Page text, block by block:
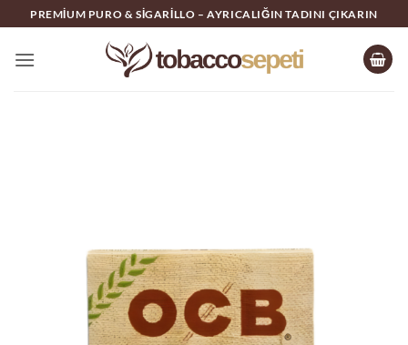
İçeriğe
atla
PREMIUM PURO & SIGARILLO – AYRICALIĞIN TADINI ÇIKARIN